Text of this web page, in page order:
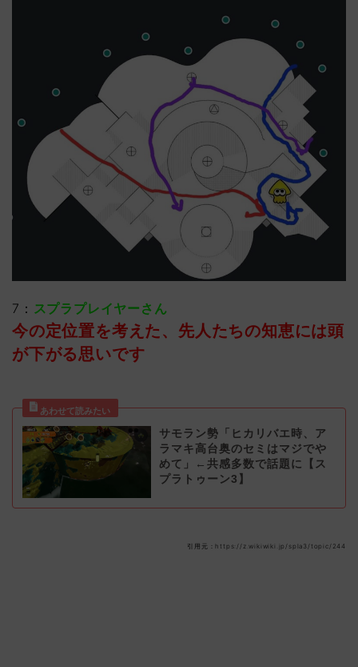
7： スプラプレイヤーさん
今の定位置を考えた、先人たちの知恵には頭
が下がる思いです
サモラン勢「ヒカリバエ時、ア
ラマキ高台奥のセミはマジでや
めて」←共感多数で話題に【ス
プラトゥーン3】
引用元：https://z.wikiwiki.jp/spla3/topic/244